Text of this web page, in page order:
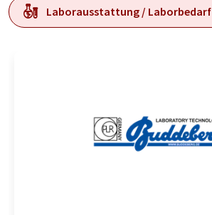
Laborausstattung / Laborbedarf